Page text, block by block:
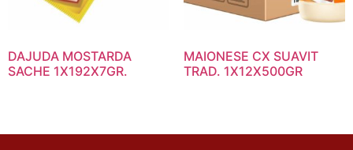
DAJUDA MOSTARDA
SACHE 1X192X7GR.
MAIONESE CX SUAVIT
TRAD. 1X12X500GR